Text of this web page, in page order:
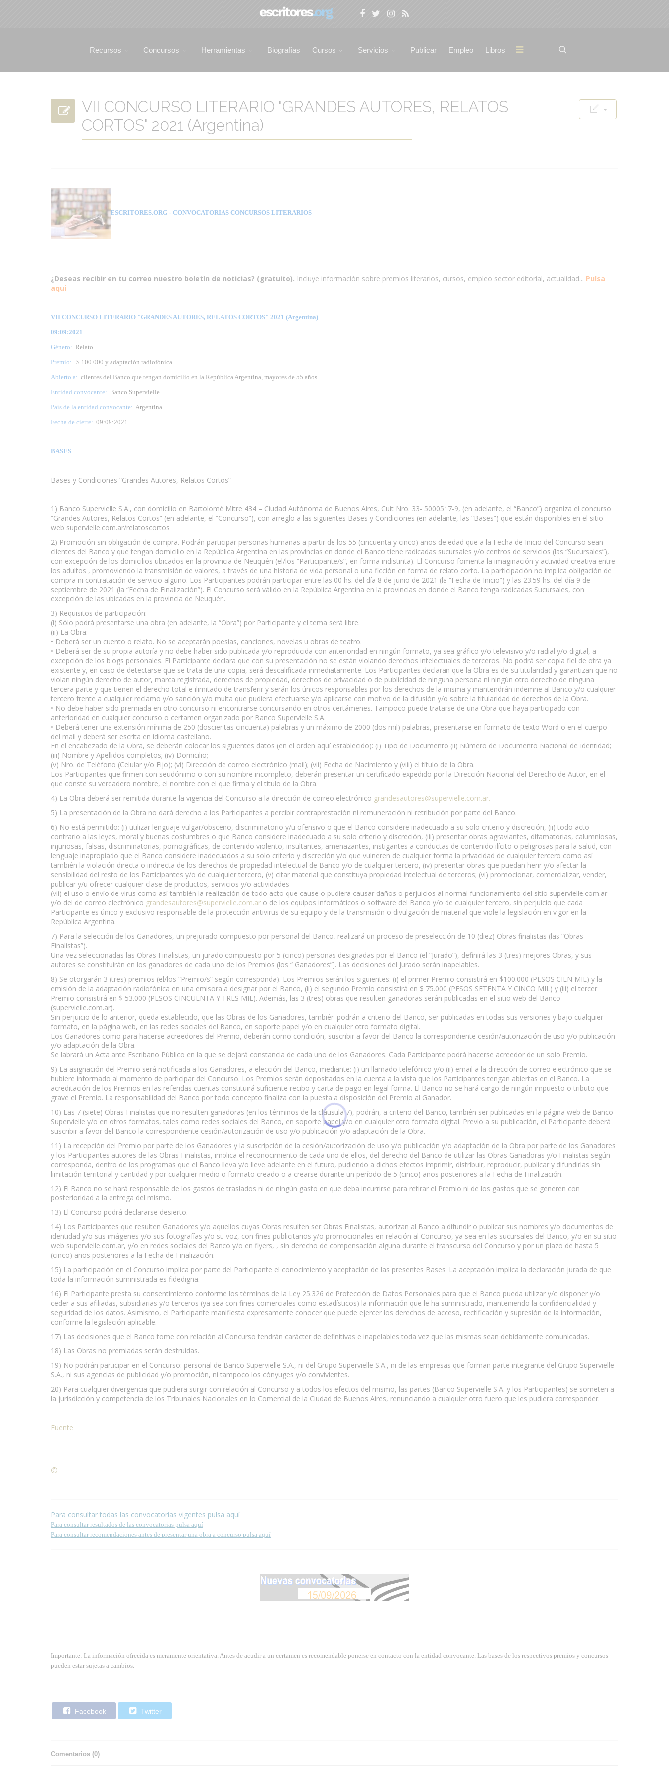
Recursos Concursos Herramientas Biografías Cursos Servicios Publicar Empleo Libros
VII CONCURSO LITERARIO "GRANDES AUTORES, RELATOS
CORTOS" 2021 (Argentina)
ESCRITORES.ORG - CONVOCATORIAS CONCURSOS LITERARIOS
¿Deseas recibir en tu correo nuestro boletín de noticias? (gratuito). Incluye información sobre premios literarios, cursos, empleo sector editorial, actualidad... Pulsa
aqui
VII CONCURSO LITERARIO "GRANDES AUTORES, RELATOS CORTOS" 2021 (Argentina)
09:09:2021
Género: Relato
Premio:
$ 100.000 y adaptación radiofónica
Abierto a: clientes del Banco que tengan domicilio en la República Argentina, mayores de 55 años
Entidad convocante: Banco Supervielle
País de la entidad convocante: Argentina
Fecha de cierre: 09:09:2021
BASES
Bases y Condiciones “Grandes Autores, Relatos Cortos”
1) Banco Supervielle S.A., con domicilio en Bartolomé Mitre 434 – Ciudad Autónoma de Buenos Aires, Cuit Nro. 33- 5000517-9, (en adelante, el “Banco”) organiza el concurso
“Grandes Autores, Relatos Cortos” (en adelante, el “Concurso”), con arreglo a las siguientes Bases y Condiciones (en adelante, las “Bases”) que están disponibles en el sitio
web supervielle.com.ar/relatoscortos
2) Promoción sin obligación de compra. Podrán participar personas humanas a partir de los 55 (cincuenta y cinco) años de edad que a la Fecha de Inicio del Concurso sean
clientes del Banco y que tengan domicilio en la República Argentina en las provincias en donde el Banco tiene radicadas sucursales y/o centros de servicios (las “Sucursales”),
con excepción de los domicilios ubicados en la provincia de Neuquén (el/los “Participante/s”, en forma indistinta). El Concurso fomenta la imaginación y actividad creativa entre
los adultos , promoviendo la transmisión de valores, a través de una historia de vida personal o una ficción en forma de relato corto. La participación no implica obligación de
compra ni contratación de servicio alguno. Los Participantes podrán participar entre las 00 hs. del día 8 de junio de 2021 (la “Fecha de Inicio”) y las 23.59 hs. del día 9 de
septiembre de 2021 (la “Fecha de Finalización”). El Concurso será válido en la República Argentina en la provincias en donde el Banco tenga radicadas Sucursales, con
excepción de las ubicadas en la provincia de Neuquén.
3) Requisitos de participación:
(i) Sólo podrá presentarse una obra (en adelante, la “Obra”) por Participante y el tema será libre.
(ii) La Obra:
• Deberá ser un cuento o relato. No se aceptarán poesías, canciones, novelas u obras de teatro.
• Deberá ser de su propia autoría y no debe haber sido publicada y/o reproducida con anterioridad en ningún formato, ya sea gráfico y/o televisivo y/o radial y/o digital, a
excepción de los blogs personales. El Participante declara que con su presentación no se están violando derechos intelectuales de terceros. No podrá ser copia fiel de otra ya
existente y, en caso de detectarse que se trata de una copia, será descalificada inmediatamente. Los Participantes declaran que la Obra es de su titularidad y garantizan que no
violan ningún derecho de autor, marca registrada, derechos de propiedad, derechos de privacidad o de publicidad de ninguna persona ni ningún otro derecho de ninguna
tercera parte y que tienen el derecho total e ilimitado de transferir y serán los únicos responsables por los derechos de la misma y mantendrán indemne al Banco y/o cualquier
tercero frente a cualquier reclamo y/o sanción y/o multa que pudiera efectuarse y/o aplicarse con motivo de la difusión y/o sobre la titularidad de derechos de la Obra.
• No debe haber sido premiada en otro concurso ni encontrarse concursando en otros certámenes. Tampoco puede tratarse de una Obra que haya participado con
anterioridad en cualquier concurso o certamen organizado por Banco Supervielle S.A.
• Deberá tener una extensión mínima de 250 (doscientas cincuenta) palabras y un máximo de 2000 (dos mil) palabras, presentarse en formato de texto Word o en el cuerpo
del mail y deberá ser escrita en idioma castellano.
En el encabezado de la Obra, se deberán colocar los siguientes datos (en el orden aquí establecido): (i) Tipo de Documento (ii) Número de Documento Nacional de Identidad;
(iii) Nombre y Apellidos completos; (iv) Domicilio;
(v) Nro. de Teléfono (Celular y/o Fijo); (vi) Dirección de correo electrónico (mail); (vii) Fecha de Nacimiento y (viii) el título de la Obra.
Los Participantes que firmen con seudónimo o con su nombre incompleto, deberán presentar un certificado expedido por la Dirección Nacional del Derecho de Autor, en el
que conste su verdadero nombre, el nombre con el que firma y el título de la Obra.
4) La Obra deberá ser remitida durante la vigencia del Concurso a la dirección de correo electrónico grandesautores@supervielle.com.ar.
5) La presentación de la Obra no dará derecho a los Participantes a percibir contraprestación ni remuneración ni retribución por parte del Banco.
6) No está permitido: (i) utilizar lenguaje vulgar/obsceno, discriminatorio y/u ofensivo o que el Banco considere inadecuado a su solo criterio y discreción, (ii) todo acto
contrario a las leyes, moral y buenas costumbres o que Banco considere inadecuado a su solo criterio y discreción, (iii) presentar obras agraviantes, difamatorias, calumniosas,
injuriosas, falsas, discriminatorias, pornográficas, de contenido violento, insultantes, amenazantes, instigantes a conductas de contenido ilícito o peligrosas para la salud, con
lenguaje inapropiado que el Banco considere inadecuados a su solo criterio y discreción y/o que vulneren de cualquier forma la privacidad de cualquier tercero como así
también la violación directa o indirecta de los derechos de propiedad intelectual de Banco y/o de cualquier tercero, (iv) presentar obras que puedan herir y/o afectar la
sensibilidad del resto de los Participantes y/o de cualquier tercero, (v) citar material que constituya propiedad intelectual de terceros; (vi) promocionar, comercializar, vender,
publicar y/u ofrecer cualquier clase de productos, servicios y/o actividades
(vii) el uso o envío de virus como así también la realización de todo acto que cause o pudiera causar daños o perjuicios al normal funcionamiento del sitio supervielle.com.ar
y/o del de correo electrónico grandesautores@supervielle.com.ar o de los equipos informáticos o software del Banco y/o de cualquier tercero, sin perjuicio que cada
Participante es único y exclusivo responsable de la protección antivirus de su equipo y de la transmisión o divulgación de material que viole la legislación en vigor en la
República Argentina.
7) Para la selección de los Ganadores, un prejurado compuesto por personal del Banco, realizará un proceso de preselección de 10 (diez) Obras finalistas (las “Obras
Finalistas”).
Una vez seleccionadas las Obras Finalistas, un jurado compuesto por 5 (cinco) personas designadas por el Banco (el ”Jurado”), definirá las 3 (tres) mejores Obras, y sus
autores se constituirán en los ganadores de cada uno de los Premios (los “ Ganadores”). Las decisiones del Jurado serán inapelables.
8) Se otorgarán 3 (tres) premios (el/los “Premio/s” según corresponda). Los Premios serán los siguientes: (i) el primer Premio consistirá en $100.000 (PESOS CIEN MIL) y la
emisión de la adaptación radiofónica en una emisora a designar por el Banco, (ii) el segundo Premio consistirá en $ 75.000 (PESOS SETENTA Y CINCO MIL) y (iii) el tercer
Premio consistirá en $ 53.000 (PESOS CINCUENTA Y TRES MIL). Además, las 3 (tres) obras que resulten ganadoras serán publicadas en el sitio web del Banco
(supervielle.com.ar).
Sin perjuicio de lo anterior, queda establecido, que las Obras de los Ganadores, también podrán a criterio del Banco, ser publicadas en todas sus versiones y bajo cualquier
formato, en la página web, en las redes sociales del Banco, en soporte papel y/o en cualquier otro formato digital.
Los Ganadores como para hacerse acreedores del Premio, deberán como condición, suscribir a favor del Banco la correspondiente cesión/autorización de uso y/o publicación
y/o adaptación de la Obra.
Se labrará un Acta ante Escribano Público en la que se dejará constancia de cada uno de los Ganadores. Cada Participante podrá hacerse acreedor de un solo Premio.
9) La asignación del Premio será notificada a los Ganadores, a elección del Banco, mediante: (i) un llamado telefónico y/o (ii) email a la dirección de correo electrónico que se
hubiere informado al momento de participar del Concurso. Los Premios serán depositados en la cuenta a la vista que los Participantes tengan abiertas en el Banco. La
acreditación de los Premios en las referidas cuentas constituirá suficiente recibo y carta de pago en legal forma. El Banco no se hará cargo de ningún impuesto o tributo que
grave el Premio. La responsabilidad del Banco por todo concepto finaliza con la puesta a disposición del Premio al Ganador.
10) Las 7 (siete) Obras Finalistas que no resulten ganadoras (en los términos de la cláusula 7), podrán, a criterio del Banco, también ser publicadas en la página web de Banco
Supervielle y/o en otros formatos, tales como redes sociales del Banco, en soporte papel y/o en cualquier otro formato digital. Previo a su publicación, el Participante deberá
suscribir a favor del Banco la correspondiente cesión/autorización de uso y/o publicación y/o adaptación de la Obra.
11) La recepción del Premio por parte de los Ganadores y la suscripción de la cesión/autorización de uso y/o publicación y/o adaptación de la Obra por parte de los Ganadores
y los Participantes autores de las Obras Finalistas, implica el reconocimiento de cada uno de ellos, del derecho del Banco de utilizar las Obras Ganadoras y/o Finalistas según
corresponda, dentro de los programas que el Banco lleva y/o lleve adelante en el futuro, pudiendo a dichos efectos imprimir, distribuir, reproducir, publicar y difundirlas sin
limitación territorial y cantidad y por cualquier medio o formato creado o a crearse durante un período de 5 (cinco) años posteriores a la Fecha de Finalización.
12) El Banco no se hará responsable de los gastos de traslados ni de ningún gasto en que deba incurrirse para retirar el Premio ni de los gastos que se generen con
posterioridad a la entrega del mismo.
13) El Concurso podrá declararse desierto.
14) Los Participantes que resulten Ganadores y/o aquellos cuyas Obras resulten ser Obras Finalistas, autorizan al Banco a difundir o publicar sus nombres y/o documentos de
identidad y/o sus imágenes y/o sus fotografías y/o su voz, con fines publicitarios y/o promocionales en relación al Concurso, ya sea en las sucursales del Banco, y/o en su sitio
web supervielle.com.ar, y/o en redes sociales del Banco y/o en flyers, , sin derecho de compensación alguna durante el transcurso del Concurso y por un plazo de hasta 5
(cinco) años posteriores a la Fecha de Finalización.
15) La participación en el Concurso implica por parte del Participante el conocimiento y aceptación de las presentes Bases. La aceptación implica la declaración jurada de que
toda la información suministrada es fidedigna.
16) El Participante presta su consentimiento conforme los términos de la Ley 25.326 de Protección de Datos Personales para que el Banco pueda utilizar y/o disponer y/o
ceder a sus afiliadas, subsidiarias y/o terceros (ya sea con fines comerciales como estadísticos) la información que le ha suministrado, manteniendo la confidencialidad y
seguridad de los datos. Asimismo, el Participante manifiesta expresamente conocer que puede ejercer los derechos de acceso, rectificación y supresión de la información,
conforme la legislación aplicable.
17) Las decisiones que el Banco tome con relación al Concurso tendrán carácter de definitivas e inapelables toda vez que las mismas sean debidamente comunicadas.
18) Las Obras no premiadas serán destruidas.
19) No podrán participar en el Concurso: personal de Banco Supervielle S.A., ni del Grupo Supervielle S.A., ni de las empresas que forman parte integrante del Grupo Supervielle
S.A., ni sus agencias de publicidad y/o promoción, ni tampoco los cónyuges y/o convivientes.
20) Para cualquier divergencia que pudiera surgir con relación al Concurso y a todos los efectos del mismo, las partes (Banco Supervielle S.A. y los Participantes) se someten a
la jurisdicción y competencia de los Tribunales Nacionales en lo Comercial de la Ciudad de Buenos Aires, renunciando a cualquier otro fuero que les pudiera corresponder.
Fuente
©
Para consultar todas las convocatorias vigentes pulsa aquí
Para consultar resultados de las convocatorias pulsa aquí
Para consultar recomendaciones antes de presentar una obra a concurso pulsa aquí
Importante: La información ofrecida es meramente orientativa. Antes de acudir a un certamen es recomendable ponerse en contacto con la entidad convocante. Las bases de los respectivos premios y concursos
pueden estar sujetas a cambios.
Facebook Twitter
Comentarios (0)